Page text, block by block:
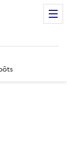
partie du